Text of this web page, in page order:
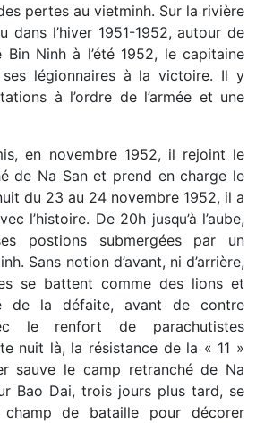
pertes au vietminh. Sur la rivière
dans l’hiver 1951-1952, autour de
Ninh à l’été 1952, le capitaine
ses légionnaires à la victoire. Il y
à l’ordre de l’armée et une
en novembre 1952, il rejoint le
de Na San et prend en charge le
du 23 au 24 novembre 1952, il a
l’histoire. De 20h jusqu’à l’aube,
postions submergées par un
Sans notion d’avant, ni d’arrière,
se battent comme des lions et
de la défaite, avant de contre
le renfort de parachutistes
nuit là, la résistance de la « 11 »
sauve le camp retranché de Na
Bao Dai, trois jours plus tard, se
de bataille pour décorer